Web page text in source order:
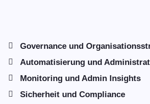
Governance und
Automatisierung und
Monitoring und Admin Insights
Sicherheit und Compliance